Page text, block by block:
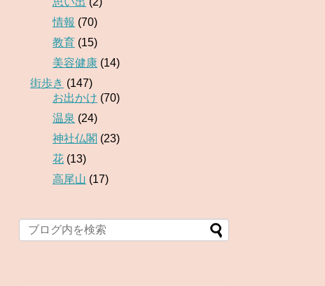
情報 (70)
教育 (15)
美容健康 (14)
街歩き (147)
お出かけ (70)
温泉 (24)
神社仏閣 (23)
花 (13)
高尾山 (17)